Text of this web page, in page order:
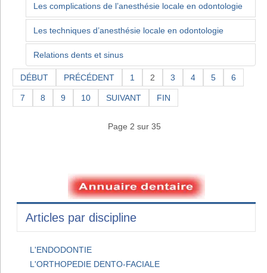
Les complications de l’anesthésie locale en odontologie
Les techniques d’anesthésie locale en odontologie
Relations dents et sinus
DÉBUT PRÉCÉDENT 1 2 3 4 5 6
7 8 9 10 SUIVANT FIN
Page 2 sur 35
Articles par discipline
L'ENDODONTIE
L'ORTHOPEDIE DENTO-FACIALE